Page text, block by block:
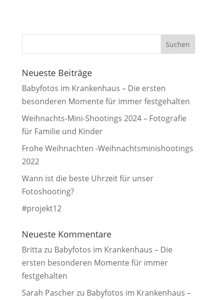
Neueste Beiträge
Babyfotos im Krankenhaus – Die ersten
besonderen Momente für immer festgehalten
Weihnachts-Mini-Shootings 2024 – Fotografie
für Familie und Kinder
Frohe Weihnachten -Weihnachtsminishootings
2022
Wann ist die beste Uhrzeit für unser
Fotoshooting?
#projekt12
Neueste Kommentare
Britta zu Babyfotos im Krankenhaus – Die
ersten besonderen Momente für immer
festgehalten
Sarah Pascherzu Babyfotos im Krankenhaus –